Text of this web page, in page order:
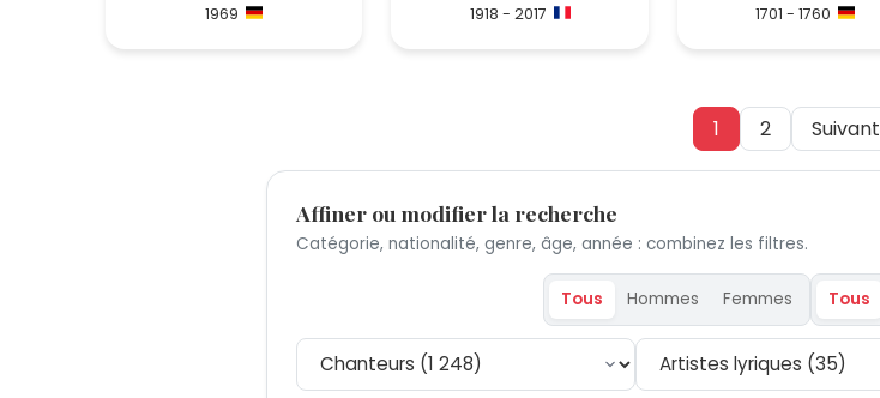
1969 1918 - 2017 1701 - 1760
1 2 Suivant
Affiner ou modifier la recherche
Catégorie, nationalité, genre, âge, année : combinez les filtres.
Tous Hommes Femmes Tous